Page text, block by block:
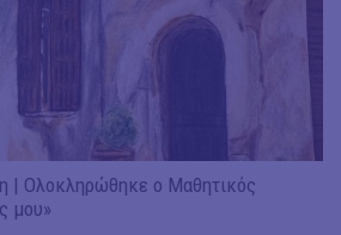
| Ολοκληρώθηκε ο Μαθητικός
μου»